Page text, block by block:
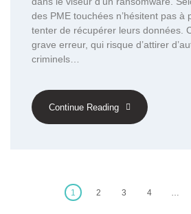
des PME touchées n’hésitent pas à
tenter de récupérer leurs données.
grave erreur, qui risque d’attirer
criminels…
Continue Reading
1 2 3 4